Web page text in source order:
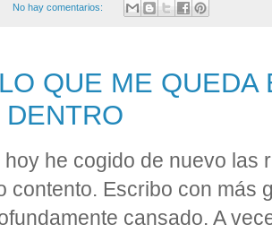
No hay comentarios:
QUE ME
hoy he cogido de nuevo las
contento. Escribo con más
cansado. A